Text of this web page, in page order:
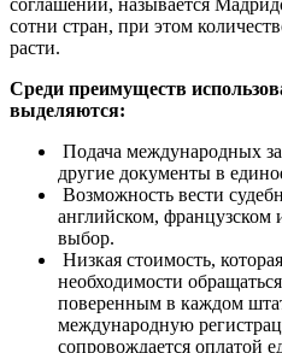
сотни стран, при этом
расти.
Среди преимуществ
выделяются:
Подача международных
другие документы в
Возможность вести
английском, французском
выбор.
Низкая стоимость,
необходимости
поверенным в каждом
международную
сопровождается оплатой